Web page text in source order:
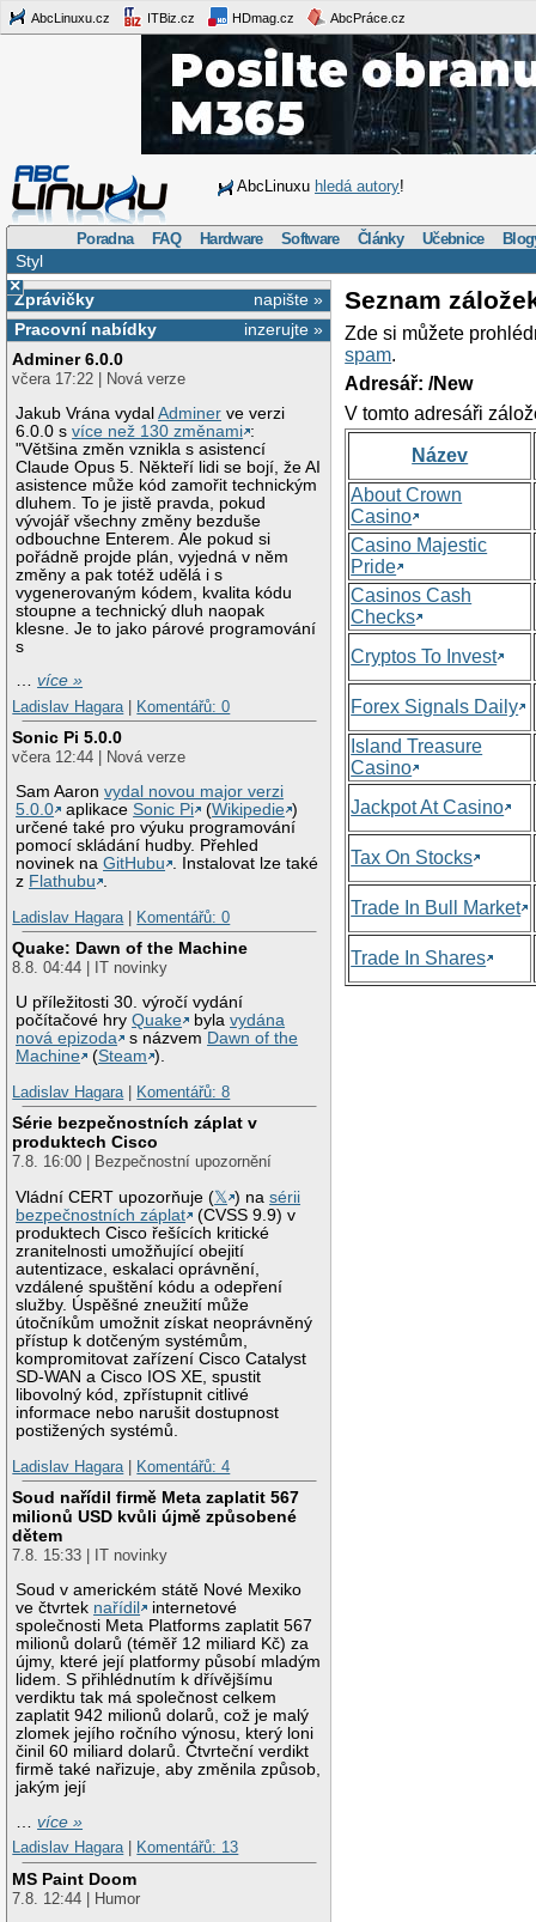
AbcLinuxu.cz ITBiz.cz HDmag.cz AbcPráce.cz
AbcLinuxu hledá autory!
Poradna FAQ Hardware Software Články Učebnice
Styl
×
napište »
Zprávičky
inzerujte »
Pracovní nabídky
Adminer 6.0.0
včera 17:22 | Nová verze
Jakub Vrána vydalAdminer ve verzi
6.0.0 svíce než 130 změnami :
"Většina změn vznikla s asistencí
Claude Opus 5. Někteří lidi se bojí, že AI
asistence může kód zamořit technickým
dluhem. To je jistě pravda, pokud
vývojář všechny změny bezduše
odbouchne Enterem. Ale pokud si
pořádně projde plán, vyjedná v něm
změny a pak totéž udělá i s
vygenerovaným kódem, kvalita kódu
stoupne a technický dluh naopak
klesne. Je to jako párové programování
s
…více »
Ladislav Hagara
Komentářů: 0
Sonic Pi 5.0.0
včera 12:44 | Nová verze
Sam Aaronvydal novou major verzi
5.0.0
aplikaceSonic Pi (Wikipedie )
určené také pro výuku programování
pomocí skládání hudby. Přehled
novinek naGitHubu . Instalovat lze také
z Flathubu .
Ladislav Hagara
Komentářů: 0
Quake: Dawn of the Machine
8.8. 04:44 | IT novinky
U příležitosti 30. výročí vydání
počítačové hryQuake bylavydána
nová epizoda
s názvem Dawn of the
Machine
(Steam ).
Ladislav Hagara
Komentářů: 8
Série bezpečnostních záplat v
produktech Cisco
7.8. 16:00 | Bezpečnostní upozornění
Vládní CERT upozorňuje (𝕏 ) nasérii
bezpečnostních záplat
(CVSS 9.9) v
produktech Cisco řešících kritické
zranitelnosti umožňující obejití
autentizace, eskalaci oprávnění,
vzdálené spuštění kódu a odepření
služby. Úspěšné zneužití může
útočníkům umožnit získat neoprávněný
přístup k dotčeným systémům,
kompromitovat zařízení Cisco Catalyst
SD-WAN a Cisco IOS XE, spustit
libovolný kód, zpřístupnit citlivé
informace nebo narušit dostupnost
postižených systémů.
Ladislav Hagara
Komentářů: 4
Soud nařídil firmě Meta zaplatit 567
milionů USD kvůli újmě způsobené
dětem
7.8. 15:33 | IT novinky
Soud v americkém státě Nové Mexiko
ve čtvrtek nařídil
internetové
společnosti Meta Platforms zaplatit 567
milionů dolarů (téměř 12 miliard Kč) za
újmy, které její platformy působí mladým
lidem. S přihlédnutím k dřívějšímu
verdiktu tak má společnost celkem
zaplatit 942 milionů dolarů, což je malý
zlomek jejího ročního výnosu, který loni
činil 60 miliard dolarů. Čtvrteční verdikt
firmě také nařizuje, aby změnila způsob,
jakým její
…více »
Ladislav Hagara| Komentářů: 13
MS Paint Doom
7.8. 12:44 | Humor
Seznam
Zde si můžete
spam.
Adresář: /New
V tomto adresáři
Název
About Crown
Casino
Casino Majestic
Pride
Casinos Cash
Checks
Cryptos To Invest
Forex Signals Daily
Island Treasure
Casino
Jackpot At Casino
Tax On Stocks
Trade In Bull Market
Trade In Shares